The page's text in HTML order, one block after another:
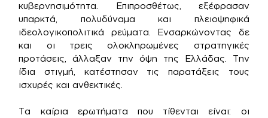
κυβερνησιμότητα. Επιπροσθέτως, εξέφρασαν
υπαρκτά, πολυδύναμα και πλειοψηφικά
ιδεολογικοπολιτικά ρεύματα. Ενσαρκώνοντας δε
και οι τρεις ολοκληρωμένες στρατηγικές
προτάσεις, άλλαξαν την όψη της Ελλάδας. Την
ίδια στιγμή, κατέστησαν τις παρατάξεις τους
ισχυρές και ανθεκτικές.
Τα καίρια ερωτήματα που τίθενται είναι: οι